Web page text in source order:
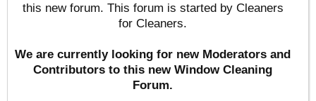
this new forum. This forum is started by Cleaners
for Cleaners.
We are currently looking for new Moderators and
Contributors to this new Window Cleaning
Forum.